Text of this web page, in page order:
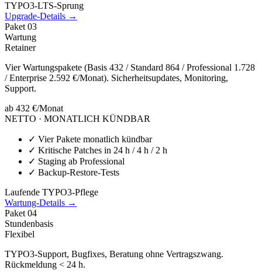
TYPO3-LTS-Sprung
Upgrade-Details →
Paket 03
Wartung
Retainer
Vier Wartungspakete (Basis 432 / Standard 864 / Professional 1.728
/ Enterprise 2.592 €/Monat). Sicherheitsupdates, Monitoring,
Support.
ab 432 €/Monat
NETTO · MONATLICH KÜNDBAR
✓ Vier Pakete monatlich kündbar
✓ Kritische Patches in 24 h / 4 h / 2 h
✓ Staging ab Professional
✓ Backup-Restore-Tests
Laufende TYPO3-Pflege
Wartung-Details →
Paket 04
Stundenbasis
Flexibel
TYPO3-Support, Bugfixes, Beratung ohne Vertragszwang.
Rückmeldung < 24 h.